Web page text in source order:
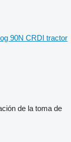
90N CRDI tractor
de la toma de